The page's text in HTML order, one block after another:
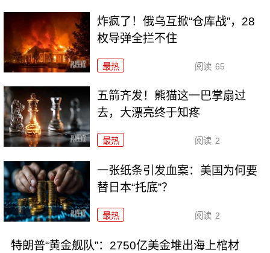
炸疯了！俄乌互掀“仓库战”，28
枚导弹全拦不住
最热 阅读 65
五箭齐发！熊猫这一巴掌扇过
去，大漂亮终于知疼
最热 阅读 2
一张纸条引发血案：美国为何要
替日本“托底”？
最热 阅读 2
特朗普“黄金舰队”：2750亿美金堆出海上棺材